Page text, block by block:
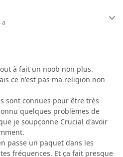
a
à fait un noob non plus.
ce n'est pas ma religion non
sont connues pour être très
quelques problèmes de
je soupçonne Crucial d'avoir
passe un paquet dans les
fréquences. Et ça fait presque